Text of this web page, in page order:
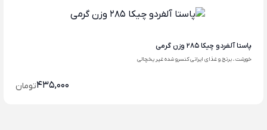
پاستا آلفردو چیکا 285 وزن گرمی
خورشت ، برنج و غذای ایرانی کنسرو شده غیر یخچالی
435,000تومان